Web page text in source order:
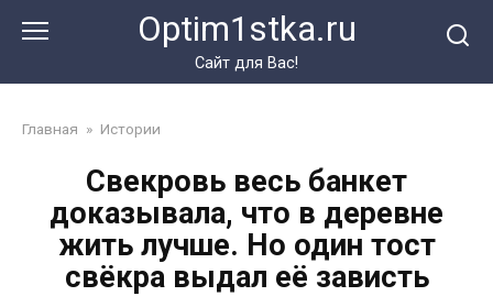
Optim1stka.ru
Сайт для Вас!
Главная » Истории
Свекровь весь банкет
доказывала, что в деревне
жить лучше. Но один тост
свёкра выдал её зависть